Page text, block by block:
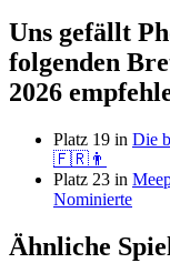
Uns gefällt
folgenden
2026
Platz 19 in Die
🇫🇷👨
Platz 23 in
Nominierte
Ähnliche